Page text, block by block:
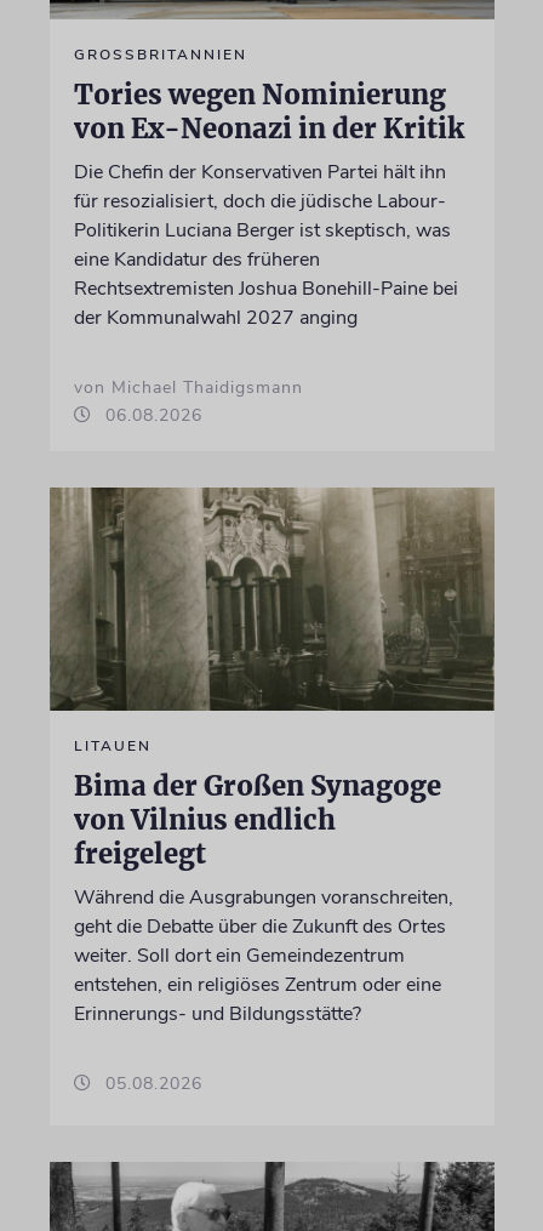
GROSSBRITANNIEN
Tories wegen Nominierung
von Ex-Neonazi in der Kritik
Die Chefin der Konservativen Partei hält ihn
für resozialisiert, doch die jüdische Labour-
Politikerin Luciana Berger ist skeptisch, was
eine Kandidatur des früheren
Rechtsextremisten Joshua Bonehill-Paine bei
der Kommunalwahl 2027 anging
von Michael Thaidigsmann
06.08.2026
LITAUEN
Bima der Großen Synagoge
von Vilnius endlich
freigelegt
Während die Ausgrabungen voranschreiten,
geht die Debatte über die Zukunft des Ortes
weiter. Soll dort ein Gemeindezentrum
entstehen, ein religiöses Zentrum oder eine
Erinnerungs- und Bildungsstätte?
05.08.2026